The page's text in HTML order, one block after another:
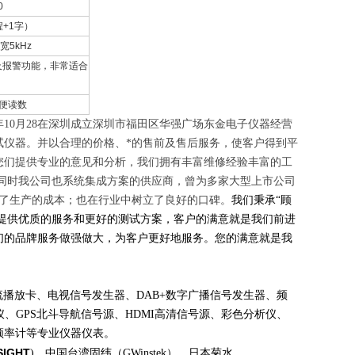
+1字）
5kHz
警功能，非常适合
读数
10月 28在深圳成立深圳市福田区华强广场东金电子仪器经营
器。并以合理的价格、*的售前及售后服务，使客户得到平
提供专业的意见和分析，我们拥有丰富维修经验丰富的工
我公司也系统集成方案的供应商，曾为多家大型上市公司
产的成本；也在行业中树立了良好的口碑。 我们秉承“顾
供优质的服务和更好的测试方案，客户的满意就是我们前进
品牌服务做强做大，为客户更好地服务。您的满意就是我
播放卡、电视信号发生器、 DAB+数字广播信号发生器、频
GPS北斗导航信号源、 HDMI高清信号源、彩色分析仪、
率计等专业仪器仪表。